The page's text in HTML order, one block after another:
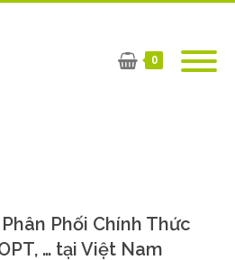
0
Phối Chính Thức
… tại Việt Nam